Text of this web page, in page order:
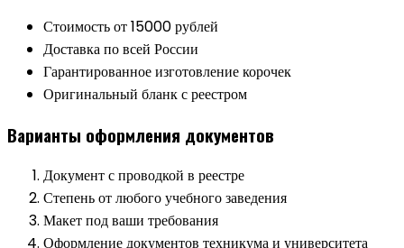
Стоимость от 15000 рублей
Доставка по всей России
Гарантированное изготовление корочек
Оригинальный бланк с реестром
Варианты оформления документов
Документ с проводкой в реестре
Степень от любого учебного заведения
Макет под ваши требования
Оформление документов техникума и университета